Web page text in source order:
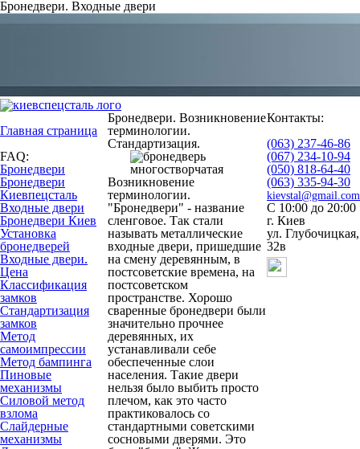
Бронедвери. Входные двери
Главная страница
FAQ:
Бронедвери
Бронедвери
Киевпецсталь
Входные двери
Бронедвери Киев
Установка
бронедверей
Входные двери.
Цена
Классификация
замков
Стандартизация
замков
Метод
самоимпрессии
Метод бампинга
Пиновые
механизмы
Силовой метод
взлома
Слайдерные
механизмы
Бронедвери. Возникновение
терминологии.
Стандартизация.
Возникновение
терминологии.
"Бронедвери" - название
сленговое. Так стали
называть металлические
входные двери, пришедшие
на смену деревянным, в
постсоветские времена, на
постсоветском
пространстве. Хорошо
сваренные бронедвери были
значительно прочнее
деревянных, их
устанавливали себе
обеспеченные слои
населения. Такие двери
нельзя было выбить просто
плечом, как это часто
практиковалось со
стандартными советскими
сосновыми дверями. Это
Контакты:
(063) 237-46-86
(067) 234-10-94
(050) 818-64-40
(063) 335-94-30
kievstal@gmail.com
С 10:00 до 20:00
г. Киев
ул. Глубочицкая,
32в